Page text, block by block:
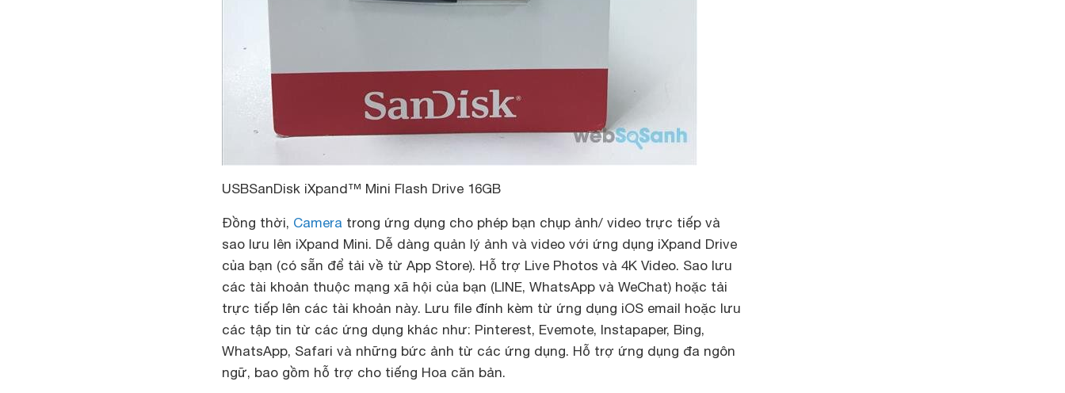
USBSanDisk iXpand™ Mini Flash Drive 16GB
Đồng thời, Camera trong ứng dụng cho phép bạn chụp ảnh/ video trực tiếp và
sao lưu lên iXpand Mini. Dễ dàng quản lý ảnh và video với ứng dụng iXpand Drive
của bạn (có sẵn để tải về từ App Store). Hỗ trợ Live Photos và 4K Video. Sao lưu
các tài khoản thuộc mạng xã hội của bạn (LINE, WhatsApp và WeChat) hoặc tải
trực tiếp lên các tài khoản này. Lưu ﬁle đính kèm từ ứng dụng iOS email hoặc lưu
các tập tin từ các ứng dụng khác như: Pinterest, Evemote, Instapaper, Bing,
WhatsApp, Safari và những bức ảnh từ các ứng dụng. Hỗ trợ ứng dụng đa ngôn
ngữ, bao gồm hỗ trợ cho tiếng Hoa căn bản.